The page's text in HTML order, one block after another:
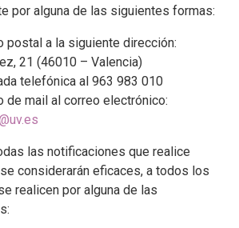
por alguna de las siguientes formas:
postal a la siguiente dirección:
21 (46010 – Valencia)
telefónica al 963 983 010
de mail al correo electrónico:
las notificaciones que realice
considerarán eficaces, a todos los
realicen por alguna de las